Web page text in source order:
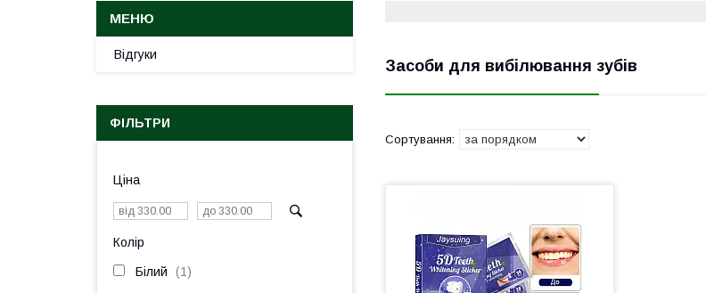
Засоби для вибілювання зубів
Відгуки
ФІЛЬТРИ
Ціна
Колір
Білий 1